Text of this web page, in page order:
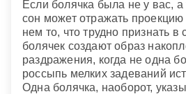
Если болячка была не у вас, а
сон может отражать
нем то, что трудно признать в
болячек создают образ
раздражения, когда не одна
россыпь мелких задеваний
Одна болячка, наоборот,